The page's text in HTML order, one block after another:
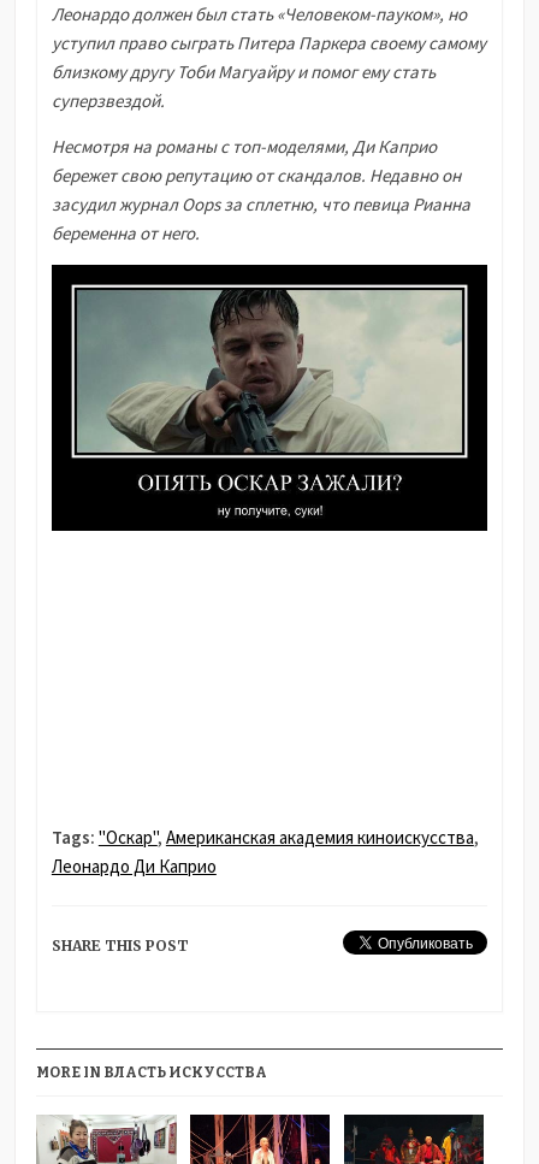
Леонардо должен был стать «Человеком-пауком», но
уступил право сыграть Питера Паркера своему самому
близкому другу Тоби Магуайру и помог ему стать
суперзвездой.
Несмотря на романы с топ-моделями, Ди Каприо
бережет свою репутацию от скандалов. Недавно он
засудил журнал Oops за сплетню, что певица Рианна
беременна от него.
Tags: "Оскар", Американская академия киноискусства,
Леонардо Ди Каприо
SHARE THIS POST
MORE IN ВЛАСТЬ ИСКУССТВА